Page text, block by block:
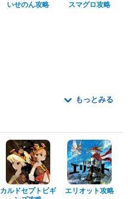
いせのん攻略 スマグロ攻略
もっとみる
カルドセプトビギ
エリオット攻略